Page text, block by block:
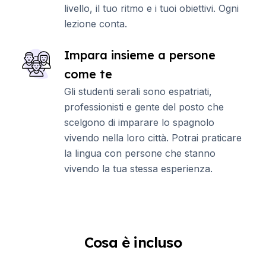
livello, il tuo ritmo e i tuoi obiettivi. Ogni
lezione conta.
Impara insieme a persone
come te
Gli studenti serali sono espatriati,
professionisti e gente del posto che
scelgono di imparare lo spagnolo
vivendo nella loro città. Potrai praticare
la lingua con persone che stanno
vivendo la tua stessa esperienza.
Cosa è incluso